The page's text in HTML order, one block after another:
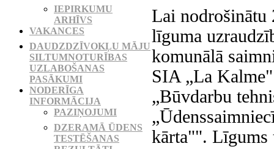
Lai nodrošinātu
līguma
komunālā
SIA „La
„Būvdarbu
kārta"". Līgums
IEPIRKUMU
ARHĪVS
VAKANCES
DAUDZDZĪVOKĻU MĀJU
SILTUMNOTURĪBAS
UZLABOŠANAS
PASĀKUMI
NODERĪGA
INFORMĀCIJA
PAZIŅOJUMI
DZERAMĀ ŪDENS
TESTĒŠANAS